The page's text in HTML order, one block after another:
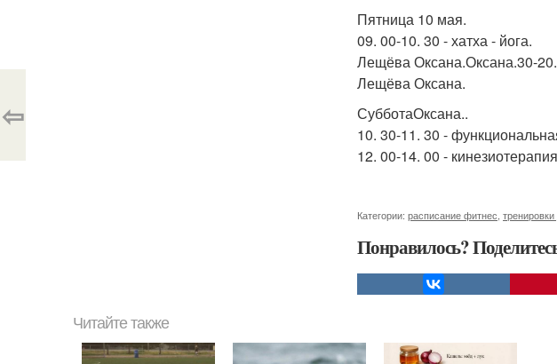
Пятница 10 мая.
09. 00-10. 30 - хатха - йога.
Лещёва Оксана.Оксана.30-20.
Лещёва Оксана.
СубботаОксана..
10. 30-11. 30 -
12. 00-14. 00 -
Категории: расписание фитнес
Понравилось?
⇦
Читайте также